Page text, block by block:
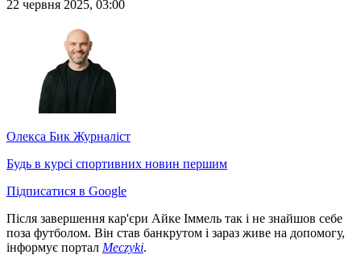
22 червня 2025, 03:00
Олекса Бик Журналіст
Будь в курсі спортивних новин першим
Підписатися в Google
Після завершення кар'єри Айке Іммель так і не знайшов себе
поза футболом. Він став банкрутом і зараз живе на допомогу,
інформує портал Meczyki.